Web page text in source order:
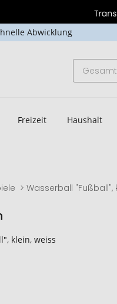
Abwicklung
Freizeit Haushalt
Wasserball "Fußball",